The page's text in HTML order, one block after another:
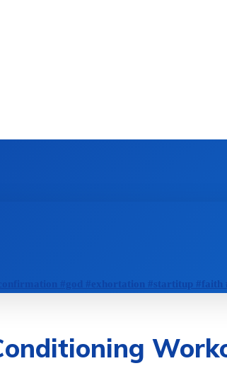
#god #exhortation #startitup